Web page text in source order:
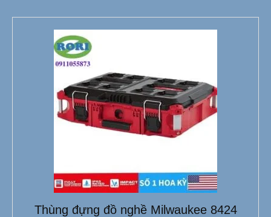
Thùng đựng đồ nghề Milwaukee 8424